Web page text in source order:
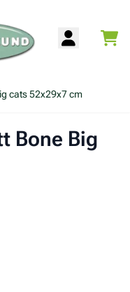
cats 52x29x7 cm
Bone Big